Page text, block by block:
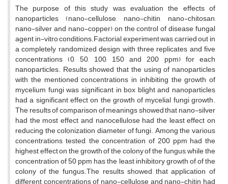
The purpose of this study was evaluation the effects of
nanoparticles (nano-cellulose, nano-chitin, nano-chitosan,
nano-silver and nano-copper) on the control of disease fungal
agent in-vitro conditions.Factorial experiment was carried out in
a completely randomized design with three replicates and five
concentrations (0, 50, 100, 150 and 200 ppm) for each
nanoparticles. Results showed that the using of nanoparticles
with the mentioned concentrations in inhibiting the growth of
mycelium fungi was significant in box blight and nanoparticles
had a significant effect on the growth of mycelial fungi growth.
The results of comparison of meanings showed that nano-silver
had the most effect and nanocellulose had the least effect on
reducing the colonization diameter of fungi. Among the various
concentrations tested, the concentration of 200 ppm had the
highest effect on the growth of the colony of the fungus, while the
concentration of 50 ppm has the least inhibitory growth of of the
colony of the fungus.The results showed that application of